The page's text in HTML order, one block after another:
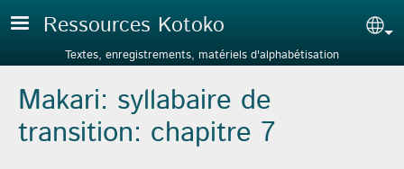
Aller au contenu principal
Ressources Kotoko
Textes, enregistrements, matériels d'alphabétisation
Makari: syllabaire de
transition: chapitre 7